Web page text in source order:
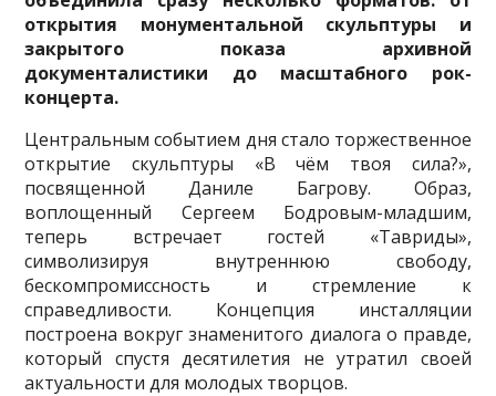
открытия монументальной скульптуры и
закрытого показа архивной
документалистики до масштабного рок-
концерта.
Центральным событием дня стало торжественное
открытие скульптуры «В чём твоя сила?»,
посвященной Даниле Багрову. Образ,
воплощенный Сергеем Бодровым-младшим,
теперь встречает гостей «Тавриды»,
символизируя внутреннюю свободу,
бескомпромиссность и стремление к
справедливости. Концепция инсталляции
построена вокруг знаменитого диалога о правде,
который спустя десятилетия не утратил своей
актуальности для молодых творцов.